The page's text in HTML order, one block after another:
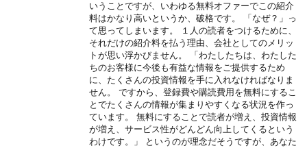
いうことですが、いわゆる無料オファーでこの紹介
料はかなり高いというか、破格です。 「なぜ？」っ
て思ってしまいます。 １人の読者をつけるために、
それだけの紹介料を払う理由、会社としてのメリッ
トが思い浮かびません。 「わたしたちは、わたした
ちのお客様に今後も有益な情報をご提供するため
に、たくさんの投資情報を手に入れなければなりま
せん。 ですから、登録費や購読費用を無料にするこ
とでたくさんの情報が集まりやすくなる状況を作っ
ています。 無料にすることで読者が増え、投資情報
が増え、サービス性がどんどん向上してくるという
わけです。」 というのが理念だそうですが、あなた